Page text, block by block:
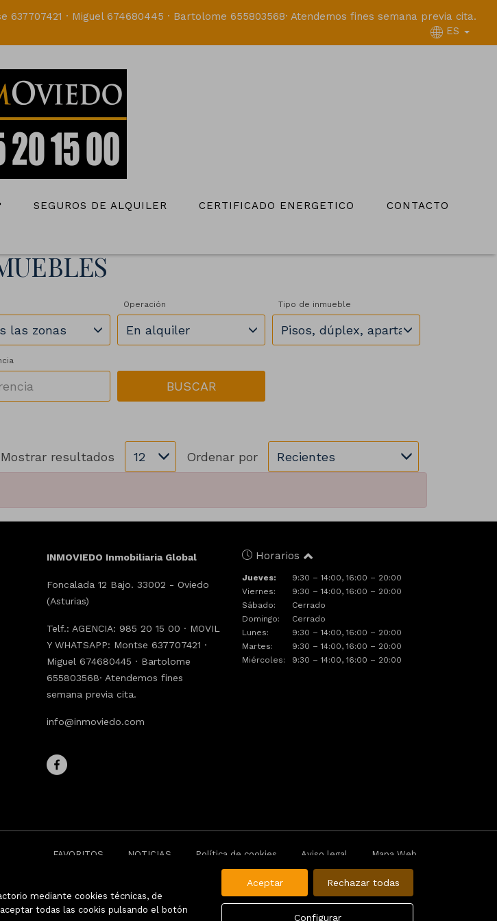
mediante cookies técnicas, de
todas las cookis pulsando el botón
Aceptar Rechazar todas
Configurar
637707421 · Miguel 674680445 · Bartolome 655803568· Atendemos fines semana previa cita.
ES
SEGUROS DE ALQUILER CERTIFICADO ENERGETICO CONTACTO
las zonas
Operación
En alquiler
Tipo de inmueble
Pisos, dúplex, apartamentos, áticos
BUSCAR
Mostrar resultados 12 Ordenar por Recientes
INMOVIEDO Inmobiliaria Global
Foncalada 12 Bajo. 33002 - Oviedo
(Asturias)
Telf.: AGENCIA: 985 20 15 00 · MOVIL
Y WHATSAPP: Montse 637707421 ·
Miguel 674680445 · Bartolome
655803568· Atendemos fines
semana previa cita.
info@inmoviedo.com
Horarios
Jueves:
9:30 – 14:00, 16:00 – 20:00
Viernes:
9:30 – 14:00, 16:00 – 20:00
Sábado:
Cerrado
Domingo:
Cerrado
Lunes:
9:30 – 14:00, 16:00 – 20:00
Martes:
9:30 – 14:00, 16:00 – 20:00
Miércoles:
9:30 – 14:00, 16:00 – 20:00
FAVORITOS NOTICIAS Política de cookies Aviso legal Mapa Web